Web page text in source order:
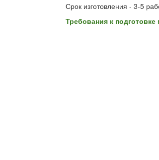
Срок изготовления - 3-5
Требования к подготовке